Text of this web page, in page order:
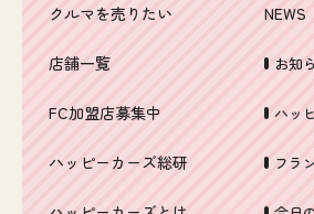
クルマを売りたい
店舗一覧
FC加盟店募集中
ハッピーカーズ総研
NEWS
お知
ハッ
フラ